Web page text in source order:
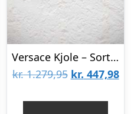
Versace Kjole – Sort/Pink
kr.1.279,95 Den
kr. 447,98